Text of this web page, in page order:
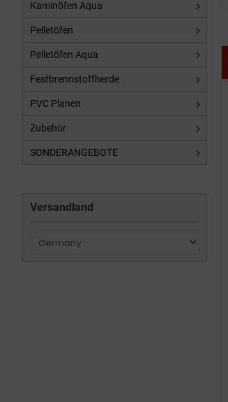
Kaminöfen Aqua
Pelletöfen
Pelletöfen Aqua
Festbrennstoffherde
PVC Planen
Zubehör
SONDERANGEBOTE
Versandland